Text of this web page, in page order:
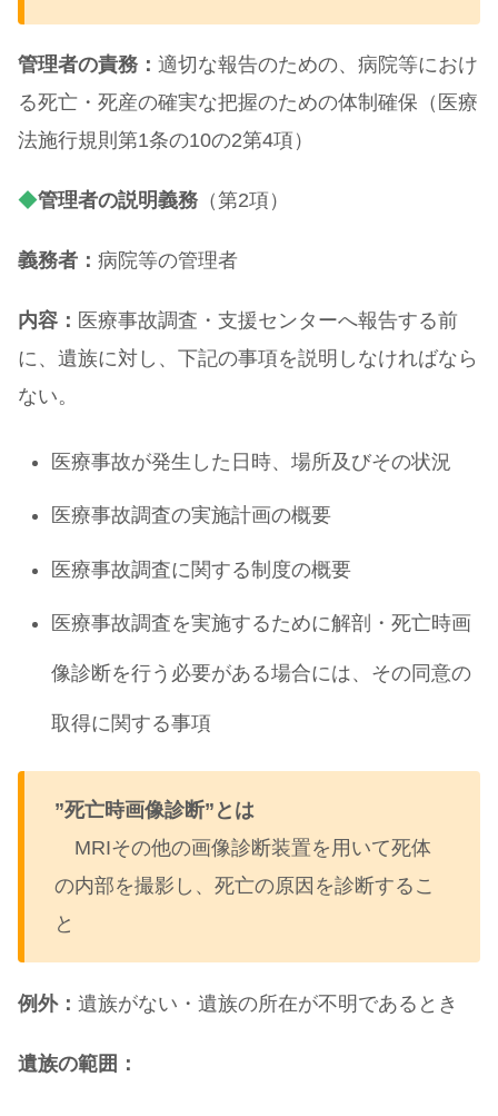
管理者の責務： 適切な報告のための、病院等におけ
る死亡・死産の確実な把握のための体制確保（医療
法施行規則第1条の10の2第4項）
◆管理者の説明義務 （第2項）
義務者： 病院等の管理者
内容： 医療事故調査・支援センターへ報告する前
に、遺族に対し、下記の事項を説明しなければなら
ない。
医療事故が発生した日時、場所及びその状況
医療事故調査の実施計画の概要
医療事故調査に関する制度の概要
医療事故調査を実施するために解剖・死亡時画
像診断を行う必要がある場合には、その同意の
取得に関する事項
”死亡時画像診断”とは
MRIその他の画像診断装置を用いて死体
の内部を撮影し、死亡の原因を診断するこ
と
例外： 遺族がない・遺族の所在が不明であるとき
遺族の範囲：